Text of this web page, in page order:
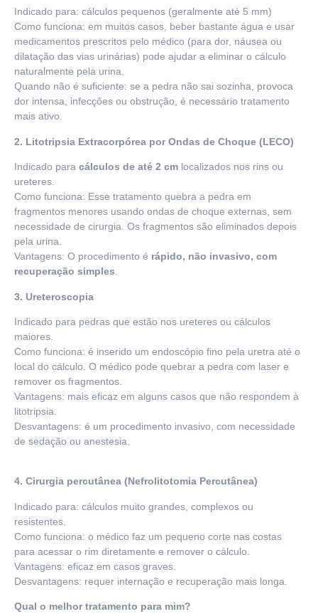
Indicado para: cálculos pequenos (geralmente até 5 mm)
Como funciona: em muitos casos, beber bastante água e usar
medicamentos prescritos pelo médico (para dor, náusea ou
dilatação das vias urinárias) pode ajudar a eliminar o cálculo
naturalmente pela urina.
Quando não é suficiente: se a pedra não sai sozinha, provoca
dor intensa, infecções ou obstrução, é necessário tratamento
mais ativo.
2. Litotripsia Extracorpórea por Ondas de Choque (LECO)
Indicado para cálculos de até 2 cm localizados nos rins ou
ureteres.
Como funciona: Esse tratamento quebra a pedra em
fragmentos menores usando ondas de choque externas, sem
necessidade de cirurgia. Os fragmentos são eliminados depois
pela urina.
Vantagens: O procedimento é rápido, não invasivo, com
recuperação simples
3. Ureteroscopia
Indicado para pedras que estão nos ureteres ou cálculos
maiores.
Como funciona: é inserido um endoscópio fino pela uretra até o
local do cálculo. O médico pode quebrar a pedra com laser e
remover os fragmentos.
Vantagens: mais eficaz em alguns casos que não respondem à
litotripsia.
Desvantagens: é um procedimento invasivo, com necessidade
de sedação ou anestesia.
4. Cirurgia percutânea (Nefrolitotomia Percutânea)
Indicado para: cálculos muito grandes, complexos ou
resistentes.
Como funciona: o médico faz um pequeno corte nas costas
para acessar o rim diretamente e remover o cálculo.
Vantagens: eficaz em casos graves.
Desvantagens: requer internação e recuperação mais longa.
Qual o melhor tratamento para mim?